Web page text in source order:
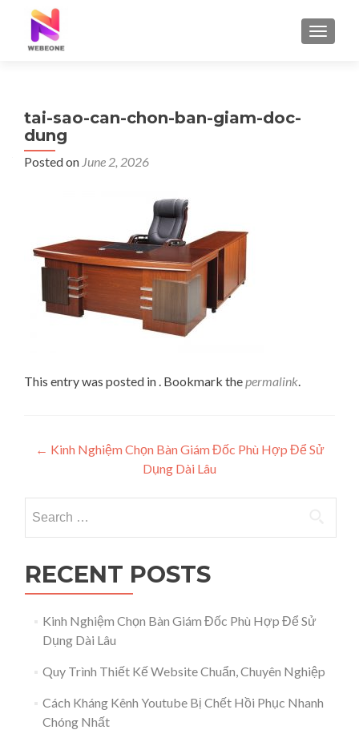
tai-sao-can-chon-ban-giam-doc-
dung
Posted on June 2, 2026
This entry was posted in . Bookmark thepermalink.
Post navigation
← Kinh Nghiệm Chọn Bàn Giám Đốc Phù Hợp Để Sử
Dụng Dài Lâu
RECENT POSTS
Kinh Nghiệm Chọn Bàn Giám Đốc Phù Hợp Để Sử
Dụng Dài Lâu
Quy Trình Thiết Kế Website Chuẩn, Chuyên Nghiệp
Cách Kháng Kênh Youtube Bị Chết Hồi Phục Nhanh
Chóng Nhất